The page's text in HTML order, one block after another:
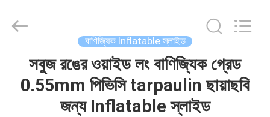
Limited.
বাণিজ্যিক Inflatable স্লাইড
সবুজ রঙের ওয়াইড লং বাণিজ্যিক গ্রেড
0.55mm পিভিসি tarpaulin ছায়াছবি
জন্য Inflatable স্লাইড